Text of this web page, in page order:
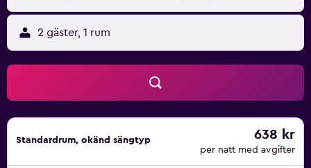
2 gäster, 1 rum
Standardrum, okänd sängtyp 638 kr
per natt med avgifter